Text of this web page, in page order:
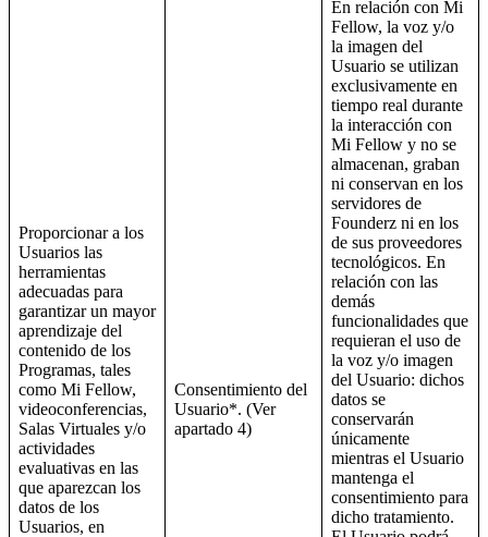
Proporcionar a los
Usuarios las
herramientas
adecuadas para
garantizar un mayor
aprendizaje del
contenido de los
Programas, tales
como Mi Fellow,
videoconferencias,
Salas Virtuales y/o
actividades
evaluativas en las
que aparezcan los
datos de los
Usuarios, en
Consentimiento del
Usuario*. (Ver
apartado 4)
En relación con Mi
Fellow, la voz y/o
la imagen del
Usuario se utilizan
exclusivamente en
tiempo real durante
la interacción con
Mi Fellow y no se
almacenan, graban
ni conservan en los
servidores de
Founderz ni en los
de sus proveedores
tecnológicos. En
relación con las
demás
funcionalidades que
requieran el uso de
la voz y/o imagen
del Usuario: dichos
datos se
conservarán
únicamente
mientras el Usuario
mantenga el
consentimiento para
dicho tratamiento.